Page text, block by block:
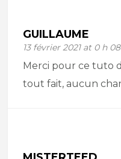
GUILLAUME
13 février 2021 at 0 h
Merci pour ce tuto
tout fait, aucun